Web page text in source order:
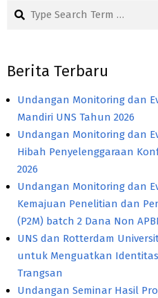
Search
Berita Terbaru
Undangan Monitoring dan
Mandiri UNS Tahun 2026
Undangan Monitoring dan
Hibah Penyelenggaraan
2026
Undangan Monitoring dan
Kemajuan Penelitian dan
(P2M) batch 2 Dana Non
UNS dan Rotterdam
untuk Menguatkan
Trangsan
Undangan Seminar Hasil